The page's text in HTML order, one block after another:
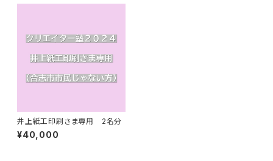
井上紙工印刷さま専用 2名分
¥40,000